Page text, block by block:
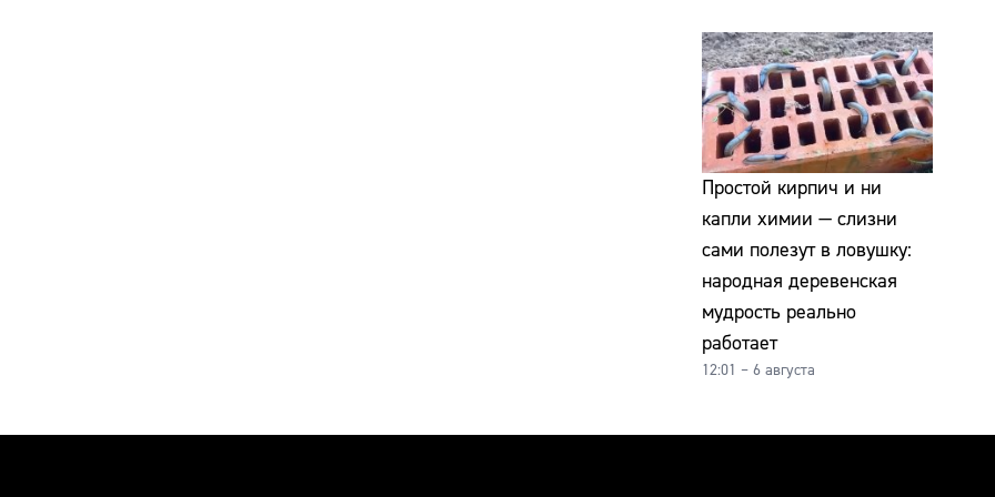
Простой кирпич и ни
капли химии — слизни
сами полезут в ловушку:
народная деревенская
мудрость реально
работает
12:01 – 6 августа